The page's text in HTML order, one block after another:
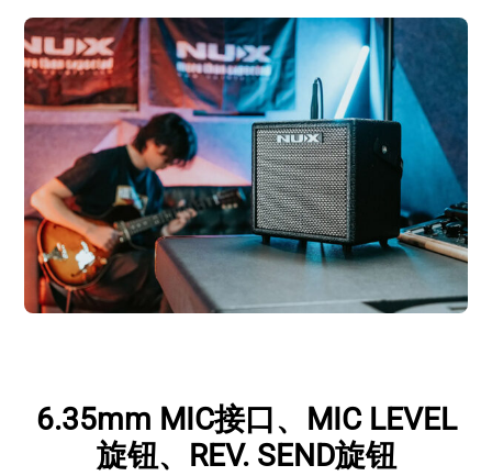
6.35mm MIC接口、MIC LEVEL
旋钮、REV. SEND旋钮